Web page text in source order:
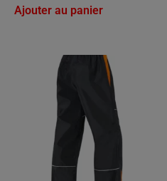
Ajouter au panier